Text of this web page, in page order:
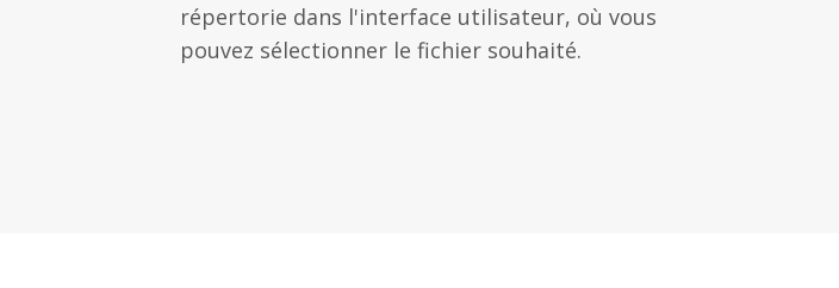
répertorie dans l'interface utilisateur, où vous
pouvez sélectionner le fichier souhaité.